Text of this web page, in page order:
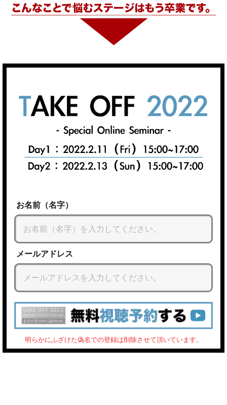
お名前（名字）
メールアドレス
明らかにふざけた偽名での登録は削除させて頂いています。